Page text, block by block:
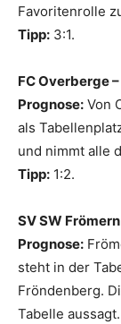
Favoritenrolle
Tipp: 3:1.
FC Overberge
Prognose: Von
als
und nimmt alle
Tipp: 1:2.
SV SW
Prognose:
steht in der
Fröndenberg.
Tabelle aussagt.